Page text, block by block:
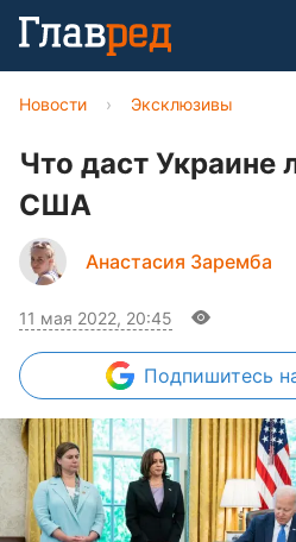
Новости › Эксклюзивы
Что даст Украине
США
Анастасия Заремба
11 мая 2022, 20:45
Подпишитесь